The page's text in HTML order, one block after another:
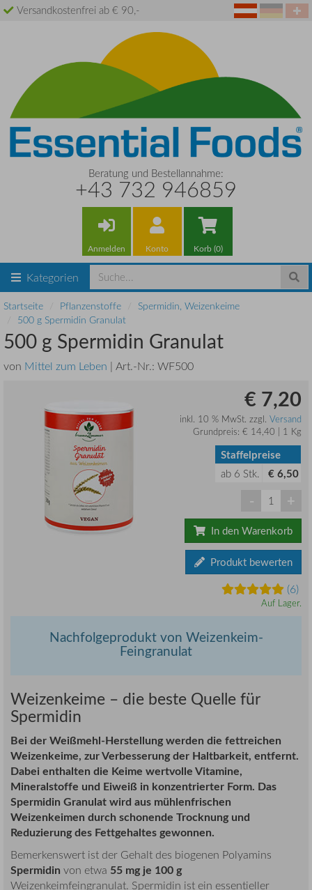
Versandkostenfrei ab € 90,-
Beratung und Bestellannahme:
+43 732 946859
Anmelden Konto Korb (0)
Kategorien
Startseite Pflanzenstoffe
Spermidin, Weizenkeime
500 g Spermidin Granulat
500 g Spermidin Granulat
von Mittel zum Leben | Art.-Nr.: WF500
€ 7,20
inkl. 10 % MwSt. zzgl. Versand
Grundpreis: € 14,40 | 1 Kg
Staffelpreise
ab 6 Stk. € 6,50
- +
In den Warenkorb
Produkt bewerten
(6)
Auf Lager.
Nachfolgeprodukt von Weizenkeim-
Feingranulat
Weizenkeime – die beste Quelle für
Spermidin
Bei der Weißmehl-Herstellung werden die fettreichen
Weizenkeime, zur Verbesserung der Haltbarkeit, entfernt.
Dabei enthalten die Keime wertvolle Vitamine,
Mineralstoffe und Eiweiß in konzentrierter Form. Das
Spermidin Granulat wird aus mühlenfrischen
Weizenkeimen durch schonende Trocknung und
Reduzierung des Fettgehaltes gewonnen.
Bemerkenswert ist der Gehalt des biogenen Polyamins
Spermidin von etwa 55 mg je 100 g
Weizenkeimfeingranulat. Spermidin ist ein essentieller